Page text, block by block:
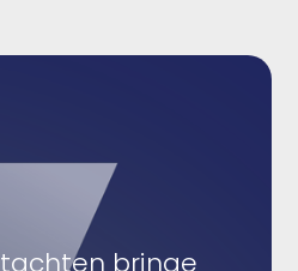
bringe